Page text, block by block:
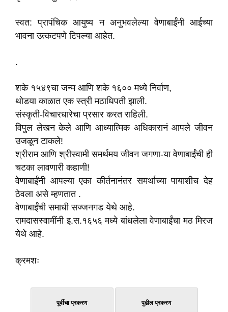
स्वत: प्रापंचिक आयुष्य न अनुभवलेल्या वेणाबाईंनी आईच्या
भावना उत्कटपणे टिपल्या आहेत.
.
शके १५४९चा जन्म आणि शके १६०० मध्ये निर्वाण,
थोडया काळात एक स्त्री मठाधिपती झाली.
संस्कृती-विचारधारेचा प्रसार करत राहिली.
विपुल लेखन केले आणि आध्यात्मिक अधिकारानं आपले जीवन
उजळून टाकले!
श्रीराम आणि श्रीस्वामी समर्थमय जीवन जगणा-या वेणाबाईंची ही
चटका लावणारी कहाणी!
वेणाबाईंनी आपल्या एका कीर्तनानंतर समर्थाच्या पायाशीच देह
ठेवला असे म्हणतात .
वेणाबाईंची समाधी सज्जनगड येथे आहे.
रामदासस्वामींनी इ.स.१६५६ मध्ये बांधलेला वेणाबाईंचा मठ मिरज
येथे आहे.
क्रमशः
पूर्वीचा प्रकरण पुढील प्रकरण